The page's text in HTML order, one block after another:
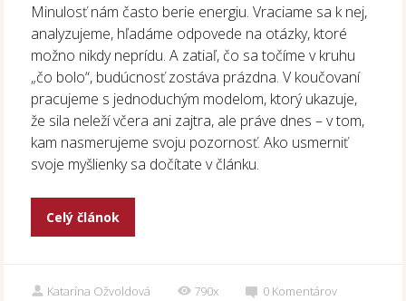
Minulosť nám často berie energiu. Vraciame sa k nej,
analyzujeme, hľadáme odpovede na otázky, ktoré
možno nikdy neprídu. A zatiaľ, čo sa točíme v kruhu
„čo bolo“, budúcnosť zostáva prázdna. V koučovaní
pracujeme s jednoduchým modelom, ktorý ukazuje,
že sila neleží včera ani zajtra, ale práve dnes – v tom,
kam nasmerujeme svoju pozornosť. Ako usmerniť
svoje myšlienky sa dočítate v článku.
Celý článok
Katarína Ožvoldová 790x 0 Komentárov